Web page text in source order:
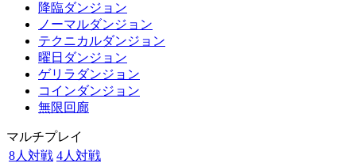
降臨ダンジョン
ノーマルダンジョン
テクニカルダンジョン
曜日ダンジョン
ゲリラダンジョン
コインダンジョン
無限回廊
マルチプレイ
8人対戦 4人対戦